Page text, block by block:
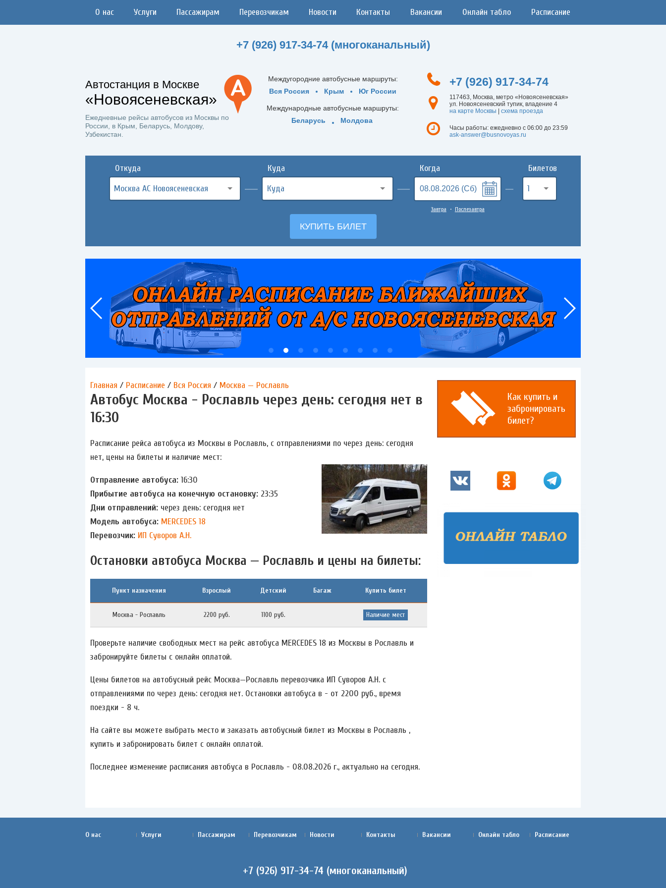
О нас Услуги Пассажирам Перевозчикам Новости Контакты Вакансии Онлайн табло Расписание
+7 (926) 917-34-74 (многоканальный)
Автостанция в Москве
«Новоясеневская»
Ежедневные рейсы автобусов из Москвы по
России, в Крым, Беларусь, Молдову,
Узбекистан.
Междугородние автобусные маршруты:
Вся Россия
Крым Юг России
Международные автобусные маршруты:
Беларусь
Молдова
+7 (926) 917-34-74
117463, Москва, метро «Новоясеневская»
ул. Новоясеневский тупик, владение 4
на карте Москвы
схема проезда
Часы работы: ежедневно с 06:00 до 23:59
ask-answer@busnovoyas.ru
Откуда
Москва АС Новоясеневская
Куда Когда
Завтра • Послезавтра
Билетов
1
Как купить и
забронировать
билет?
Главная / Расписание / Вся Россия / Москва — Рославль
Автобус Москва - Рославль через день: сегодня нет в
16:30
Расписание рейса автобуса из Москвы в Рославль, с отправлениями по через день: сегодня
нет, цены на билеты и наличие мест:
Отправление автобуса: 16:30
Прибытие автобуса на конечную остановку: 23:35
Дни отправлений: через день: сегодня нет
Модель автобуса: MERCEDES 18
Перевозчик: ИП Суворов А.Н.
Остановки автобуса Москва — Рославль и цены на билеты:
Пункт назначения Взрослый Детский Багаж Купить билет
Москва - Рославль 2200 руб. 1100 руб. Наличие мест
Проверьте наличие свободных мест на рейс автобуса MERCEDES 18 из Москвы в Рославль и
забронируйте билеты с онлайн оплатой.
Цены билетов на автобусный рейс Москва—Рославль перевозчика ИП Суворов А.Н. c
отправлениями по через день: сегодня нет. Остановки автобуса в - от 2200 руб., время
поездки - 8 ч.
На сайте вы можете выбрать место и заказать автобусный билет из Москвы в Рославль ,
купить и забронировать билет с онлайн оплатой.
Последнее изменение расписания автобуса в Рославль - 08.08.2026 г., актуально на сегодня.
О нас Услуги Пассажирам Перевозчикам Новости Контакты Вакансии Онлайн табло Расписание
+7 (926) 917-34-74 (многоканальный)